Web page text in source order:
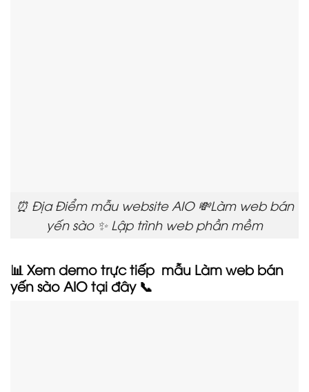
⏰ Địa Điểm mẫu website AIO 💸Làm web bán
yến sào ✨ Lập trình web phần mềm
📊 Xem demo trực tiếp mẫu Làm web bán
yến sào AIO tại đây 📞